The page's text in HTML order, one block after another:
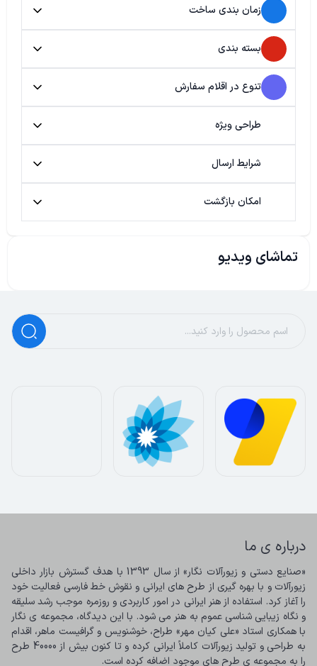
زمان بندی ساخت
بسته بندی
تنوع در اقلام سفارش
طراحی ویژه
شرایط ارسال
امکان بازگشت
تماشای ویدیو
درباره ی ما
را به مجموعه ی طرح های موجود اضافه کرده است.